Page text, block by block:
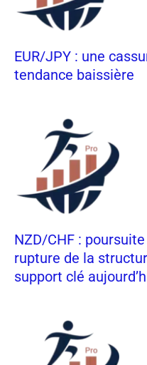
EUR/JPY : une
tendance baissière
NZD/CHF :
rupture de la
support clé